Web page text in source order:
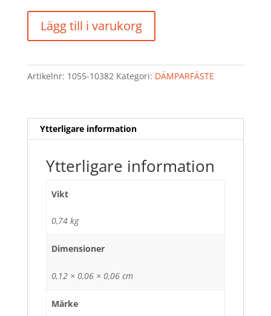
B&B
mängd
Lägg till i varukorg
Artikelnr: 1055-10382 Kategori: DÄMPARFÄSTE
Ytterligare information
Ytterligare information
Vikt
0,74 kg
Dimensioner
0,12 × 0,06 × 0,06 cm
Märke